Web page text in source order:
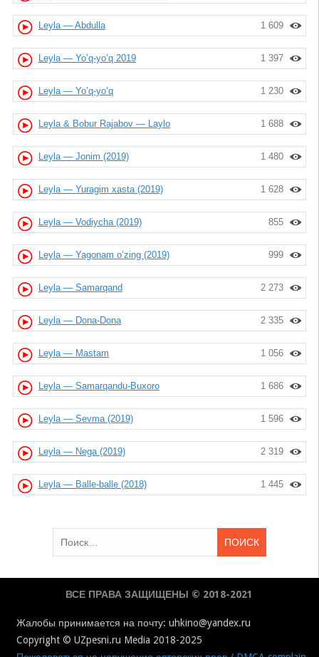
1 609
Leyla — Abdulla
1 397
Leyla — Yo’q-yo’q 2019
1 230
Leyla — Yo’q-yo’q
1 688
Leyla & Bobur Rajabov — Laylo
1 480
Leyla — Jonim (2019)
1 628
Leyla — Yuragim xasta (2019)
855
Leyla — Vodiycha (2019)
999
Leyla — Yagonam o’zing (2019)
2 273
Leyla — Samarqand
2 335
Leyla — Dona-Dona
1 056
Leyla — Mastam
1 686
Leyla — Samarqandu-Buxoro
1 596
Leyla — Sevma (2019)
2 319
Leyla — Nega (2019)
1 445
Leyla — Balle-balle (2018)
ВСЕ ПРАВА ЗАЩИЩЕНЫ © 2018-2021
Жалобы принимается на почту: uhkino@yandex.ru
Copyright © UZpesni.ru Media 2018-2025